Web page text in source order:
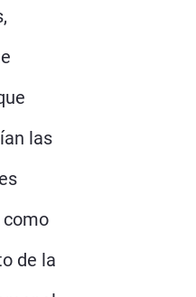
las
como
de la